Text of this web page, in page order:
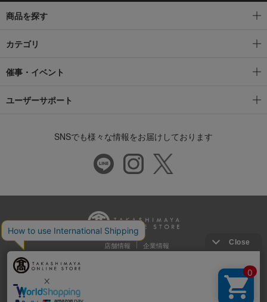
商品を探す
カテゴリ
催事・イベント
ユーザーサポート
SNSでも様々な情報をお届けしております
店舗情報 企業情報
推奨環境 特定商取引法に基づく表示
プライバシーポリシー
Cookie等の第三者提供について
ウェブアクセシビリティ方針